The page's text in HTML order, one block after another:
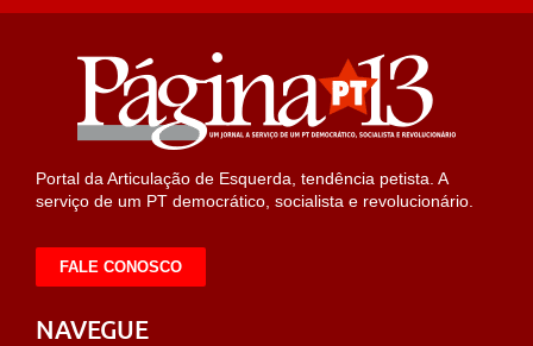
Portal da Articulação de Esquerda, tendência petista. A
serviço de um PT democrático, socialista e revolucionário.
FALE CONOSCO
NAVEGUE